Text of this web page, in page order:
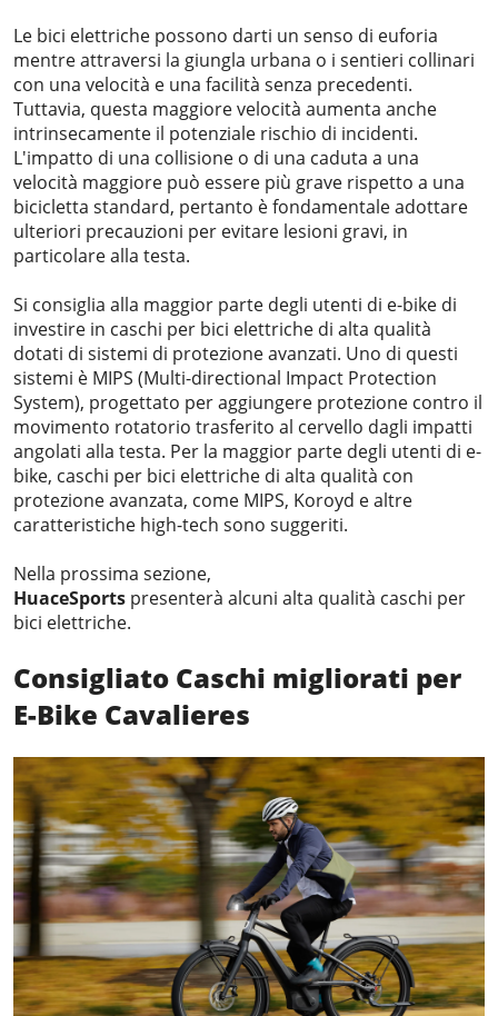
Le bici elettriche possono darti un senso di euforia
mentre attraversi la giungla urbana o i sentieri collinari
con una velocità e una facilità senza precedenti.
Tuttavia, questa maggiore velocità aumenta anche
intrinsecamente il potenziale rischio di incidenti.
L'impatto di una collisione o di una caduta a una
velocità maggiore può essere più grave rispetto a una
bicicletta standard, pertanto è fondamentale adottare
ulteriori precauzioni per evitare lesioni gravi, in
particolare alla testa.
Si consiglia alla maggior parte degli utenti di e-bike di
investire in caschi per bici elettriche di alta qualità
dotati di sistemi di protezione avanzati. Uno di questi
sistemi è MIPS (Multi-directional Impact Protection
System), progettato per aggiungere protezione contro il
movimento rotatorio trasferito al cervello dagli impatti
angolati alla testa. Per la maggior parte degli utenti di e-
bike, caschi per bici elettriche di alta qualità con
protezione avanzata, come MIPS, Koroyd e altre
caratteristiche high-tech sono suggeriti.
Nella prossima sezione,
HuaceSports presenterà alcuni alta qualità caschi per
bici elettriche.
Consigliato Caschi migliorati per
E-Bike Cavalieres